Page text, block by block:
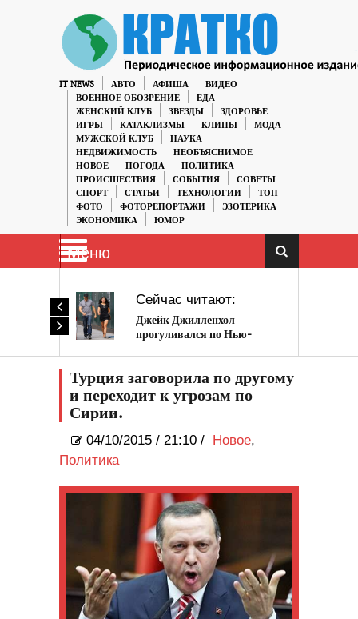
IT NEWS АВТО АФИША
ВИДЕО
ВОЕННОЕ ОБОЗРЕНИЕ
ЕДА
ЖЕНСКИЙ КЛУБ
ЗВЕЗДЫ
ЗДОРОВЬЕ
ИГРЫ
КАТАКЛИЗМЫ КЛИПЫ
МОДА
МУЖСКОЙ КЛУБ
НАУКА
НЕДВИЖИМОСТЬ
НЕОБЪЯСНИМОЕ
НОВОЕ
ПОГОДА
ПОЛИТИКА
ПРОИСШЕСТВИЯ
СОБЫТИЯ
СОВЕТЫ
СПОРТ
СТАТЬИ ТЕХНОЛОГИИ
ТОП
ФОТО
ФОТОРЕПОРТАЖИ
ЭЗОТЕРИКА
ЭКОНОМИКА
ЮМОР
Меню
Сейчас читают:
Джейк Джилленхол
прогуливался по Нью-
Турция заговорила по другому
и переходит к угрозам по
Сирии.
04/10/2015 / 21:10 / Новое,
Политика